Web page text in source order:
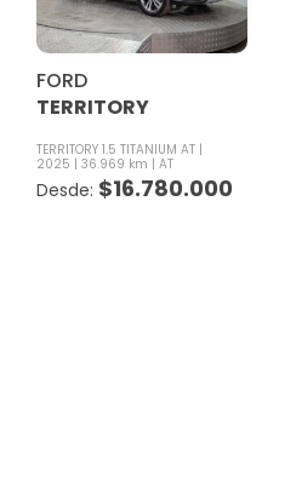
FORD
TERRITORY
TERRITORY 1.5 TITANIUM AT
2025
36.969 km AT
$16.780.000